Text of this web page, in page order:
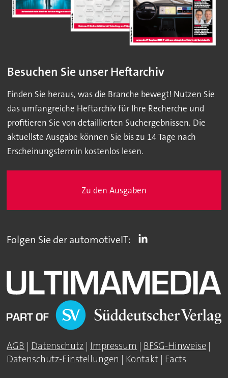
Besuchen Sie unser Heftarchiv
Finden Sie heraus, was die Branche bewegt! Nutzen Sie
das umfangreiche Heftarchiv für Ihre Recherche und
profitieren Sie von detaillierten Suchergebnissen. Die
aktuellste Ausgabe können Sie bis zu 14 Tage nach
Erscheinungstermin kostenlos lesen.
Zu den Ausgaben
Folgen Sie der automotiveIT:
AGB | Datenschutz | Impressum | BFSG-Hinweise |
Datenschutz-Einstellungen | Kontakt | Facts